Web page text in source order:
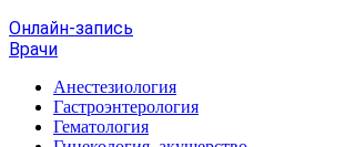
Онлайн-запись
Врачи
Анестезиология
Гастроэнтерология
Гематология